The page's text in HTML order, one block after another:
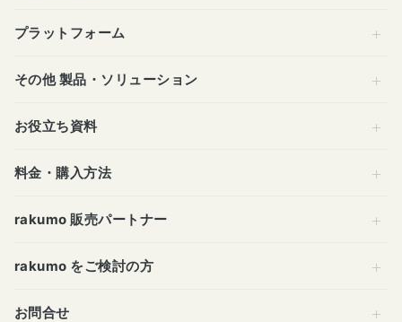
プラットフォーム
その他 製品・ソリューション
お役立ち資料
料金・購入方法
rakumo 販売パートナー
rakumo をご検討の方
お問合せ